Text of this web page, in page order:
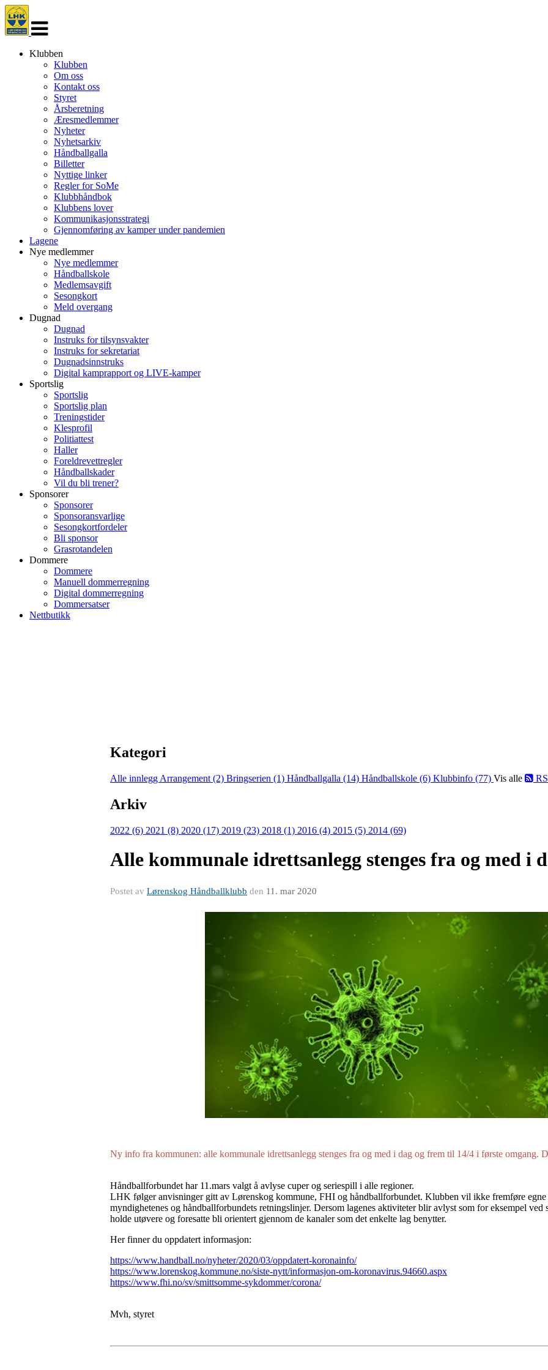
navigasjon
Klubben
Klubben
Om oss
Kontakt oss
Styret
Årsberetning
Æresmedlemmer
Nyheter
Nyhetsarkiv
Håndballgalla
Billetter
Nyttige linker
Regler for SoMe
Klubbhåndbok
Klubbens lover
Kommunikasjonsstrategi
Gjennomføring av kamper under pandemien
Lagene
Nye medlemmer
Nye medlemmer
Håndballskole
Medlemsavgift
Sesongkort
Meld overgang
Dugnad
Dugnad
Instruks for tilsynsvakter
Instruks for sekretariat
Dugnadsinnstruks
Digital kamprapport og LIVE-kamper
Sportslig
Sportslig
Sportslig plan
Treningstider
Klesprofil
Politiattest
Haller
Foreldrevettregler
Håndballskader
Vil du bli trener?
Sponsorer
Sponsorer
Sponsoransvarlige
Sesongkortfordeler
Bli sponsor
Grasrotandelen
Dommere
Dommere
Manuell dommerregning
Digital dommerregning
Dommersatser
Nettbutikk
Kategori
Alle innlegg Arrangement (2) Bringserien (1) Håndballgalla (14) Håndballskole (6) Klubbinfo (77) Vis alle
Arkiv
2022 (6) 2021 (8) 2020 (17) 2019 (23) 2018 (1) 2016 (4) 2015 (5) 2014 (69)
Alle kommunale idrettsanlegg stenges fra og med i
Postet av Lørenskog Håndballklubb den 11. mar 2020
Ny info fra kommunen: alle kommunale idrettsanlegg stenges fra og med i dag og frem til 14/4 i første omgang.
Håndballforbundet har 11.mars valgt å avlyse cuper og seriespill i alle regioner.
LHK følger anvisninger gitt av Lørenskog kommune, FHI og håndballforbundet. Klubben vil ikke fremføre
myndighetenes og håndballforbundets retningslinjer. Dersom lagenes aktiviteter blir avlyst som for eksempel ved
holde utøvere og foresatte bli orientert gjennom de kanaler som det enkelte lag benytter.
Her finner du oppdatert informasjon:
https://www.handball.no/nyheter/2020/03/oppdatert-koronainfo/
https://www.lorenskog.kommune.no/siste-nytt/informasjon-om-koronavirus.94660.aspx
https://www.fhi.no/sv/smittsomme-sykdommer/corona/
Mvh, styret